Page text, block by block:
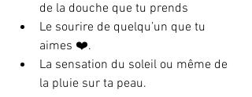
de la douche que tu prends
Le sourire de quelqu’un que tu
aimes ❤️.
La sensation du soleil ou même de
la pluie sur ta peau.